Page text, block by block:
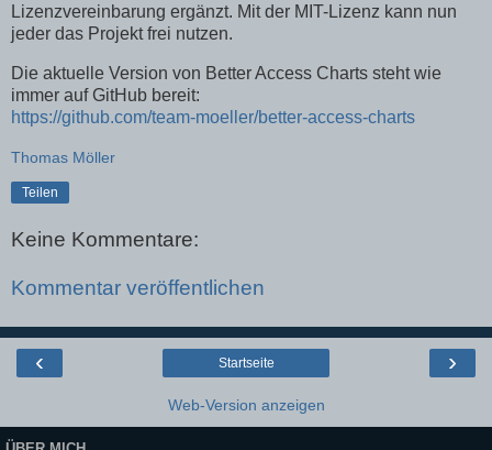
Lizenzvereinbarung ergänzt. Mit der MIT-Lizenz kann nun
jeder das Projekt frei nutzen.
Die aktuelle Version von Better Access Charts steht wie
immer auf GitHub bereit:
https://github.com/team-moeller/better-access-charts
Thomas Möller
Teilen
Keine Kommentare:
Kommentar veröffentlichen
‹ ›
Startseite
Web-Version anzeigen